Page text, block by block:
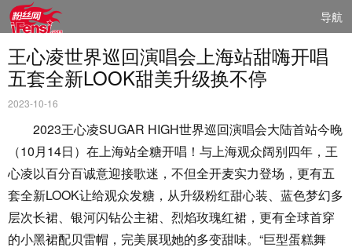
导航
王心凌世界巡回演唱会上海站甜嗨开唱
五套全新LOOK甜美升级换不停
2023-10-16
2023王心凌SUGAR HIGH世界巡回演唱会大陆首站今晚
（10月14日）在上海站全糖开唱！与上海观众阔别四年，王
心凌以百分百诚意迎接歌迷，不但全开麦实力登场，更有五
套全新LOOK让给观众发糖，从升级粉红甜心装、蓝色梦幻多
层次长裙、银河闪钻公主裙、烈焰玫瑰红裙，更有全球首穿
的小黑裙配贝雷帽，完美展现她的多变甜味。“巨型蛋糕舞